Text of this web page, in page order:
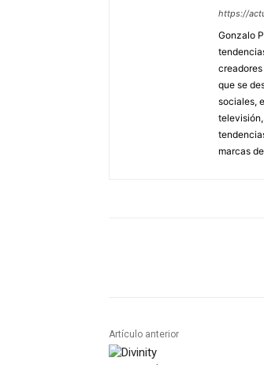
https://
Gonzalo
que se
sociales,
marcas
Artículo anterior